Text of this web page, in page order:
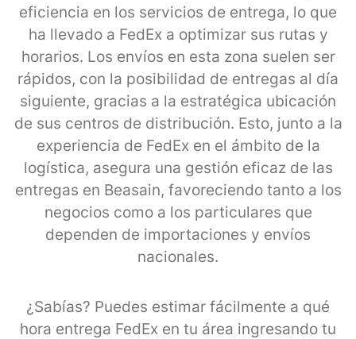
eficiencia en los servicios de entrega, lo que
ha llevado a FedEx a optimizar sus rutas y
horarios. Los envíos en esta zona suelen ser
rápidos, con la posibilidad de entregas al día
siguiente, gracias a la estratégica ubicación
de sus centros de distribución. Esto, junto a la
experiencia de FedEx en el ámbito de la
logística, asegura una gestión eficaz de las
entregas en Beasain, favoreciendo tanto a los
negocios como a los particulares que
dependen de importaciones y envíos
nacionales.
¿Sabías? Puedes estimar fácilmente a qué
hora entrega FedEx en tu área ingresando tu